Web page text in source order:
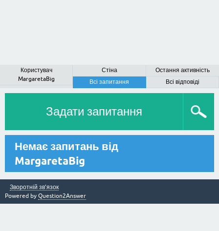
Користувач
MargaretaBig
Стіна
Остання активність
Всі запитання
Всі відповіді
Задати запитання
Немає запитань від
MargaretaBig
Зворотній зв’язок
Powered by Question2Answer